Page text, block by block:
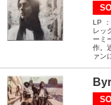
LP
レッ
ーミ
作。
ァン